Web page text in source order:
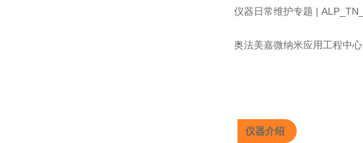
仪器日常维护专题 |
奥法美嘉微纳米应用工程中
仪器介绍